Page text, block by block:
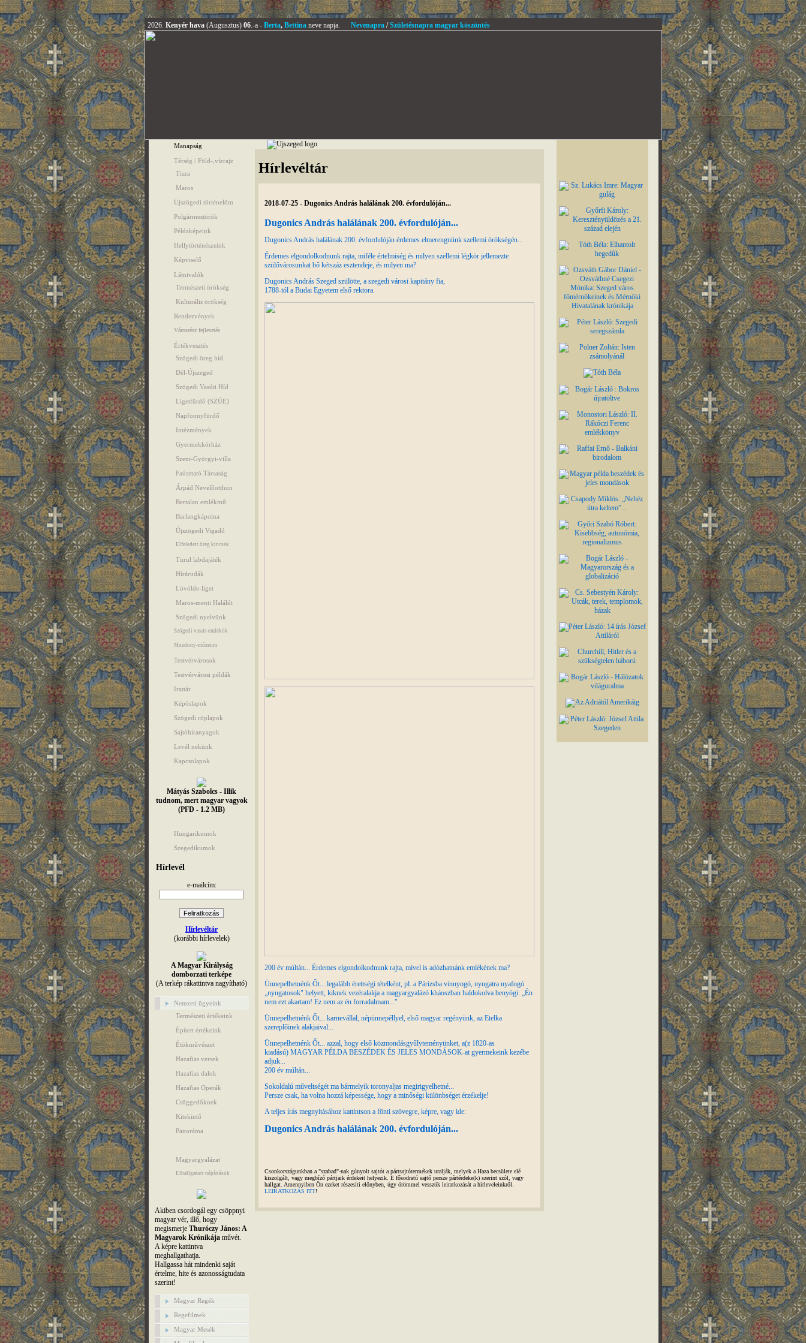
2026. Kenyér hava (Augusztus) 06.-a - Berta, Bettinaneve napja. Nevenapra/Születésnapra magyar köszöntés
Manapság
Térség / Föld-,vízrajz
Tisza
Maros
Ujszögedi történelöm
Polgármestörök
Példaképeink
Hellytörténészeink
Képviselő
Látnivalók
Természeti örökség
Kulturális örökség
Rendezvények
Városrész fejlesztés
Értékvesztés
Szögedi öreg híd
Dél-Újszeged
Szögedi Vasúti Híd
Ligetfürdő (SZÚE)
Napfonnyfürdő
Intézmények
Gyermekkórház
Szent-Györgyi-villa
Faúsztató Társaság
Árpád Nevelőotthon
Bertalan emlékmű
Barlangkápolna
Újszögedi Vigadó
Elfeledett öreg kincsek
Turul labdajáték
Hírárudák
Lövölde-liget
Maros-menti Halálút
Szögedi nyelvünk
Szögedi vasút-emlékök
Mozdony-múzeum
Testvérvárosok
Testvérvárosi példák
Irattár
Képöslapok
Szögedi röplapok
Sajtóhíranyagok
Levél nekünk
Kapcsolapok
Mátyás Szabolcs - Illik
tudnom, mert magyar vagyok
(PFD - 1.2 MB)
Hungarikumok
Szegedikumok
Hírlevél
e-mailcím:
Hírlevéltár
(korábbi hírlevelek)
A Magyar Királyság
domborzati terképe
(A terkép rákattintva nagyítható)
Nemzeti ügyeink
Természeti értékeink
Épített értékeink
Étökművészet
Hazafias versek
Hazafias dalok
Hazafias Operák
Csüggedőknek
Kitekintő
Panoráma
Magyargyalázat
Elhallgatott népírtások
Akiben csordogál egy csöppnyi
magyar vér, illő, hogy
megismerje Thuróczy János: A
Magyarok Krónikájaművét.
A képre kattintva
meghallgathatja.
Hallgassa hát mindenki saját
értelme, hite és azonosságtudata
szerint!
Magyar Regék
Regefilmek
Magyar Mesék
Hírlevéltár
2018-07-25 - Dugonics András halálának 200. évfordulóján...
Dugonics András halálának 200. évfordulóján...
Dugonics András halálának 200. évfordulóján érdemes elmerengnünk szellemi örökségén...
Érdemes elgondolkodnunk rajta, miféle értelmiség és milyen szellemi légkör jellemezte
szülővárosunkat bő kétszáz esztendeje, és milyen ma?
Dugonics András Szeged szülötte, a szegedi városi kapitány fia,
1788-tól a Budai Egyetem első rektora.
200 év múltán... Érdemes elgondolkodnunk rajta, mivel is adózhatnánk emlékének ma?
Ünnepelhetnénk Őt... legalább érettségi tételként, pl. a Párizsba vinnyogó, nyugatra nyafogó
„nyugatosok" helyett, kiknek vezéralakja a magyargyalázó kháoszban haldokolva benyögi: „Én
nem ezt akartam! Ez nem az én forradalmam..."
Ünnepelhetnénk Őt... karnevállal, népünnepéllyel, első magyar regényünk, az Etelka
szereplőinek alakjaival...
Ünnepelhetnénk Őt... azzal, hogy első közmondásgyűlyteményünket, a(z 1820-as
kiadású) MAGYAR PÉLDA BESZÉDEK ÉS JELES MONDÁSOK-at gyermekeink kezébe
adjuk...
200 év múltán...
Sokoldalú műveltségét ma bármelyik toronyaljas megirigyelhetné...
Persze csak, ha volna hozzá képessége, hogy a minőségi különbséget érzékelje!
A teljes írás megnyitásához kattintson a fönti szövegre, képre, vagy ide:
Dugonics András halálának 200. évfordulóján...
Csonkországunkban a "szabad"-nak gúnyolt sajtót a pártsajtótermékek uralják, melyek a Haza becsülete elé
kiszolgált, vagy megbízó pártjaik érdekeit helyezik. E fősodratú sajtó persze pártérdeke(k) szerint szól, vagy
hallgat. Amennyiben Ön ezeket részesíti előnyben, úgy örömmel vesszük leiratkozását a hírleveleinkről.
LEIRATKOZÁS ITT!